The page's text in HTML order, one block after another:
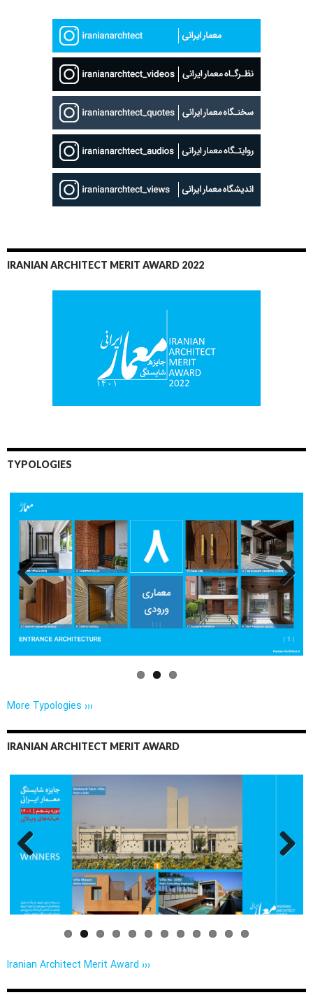
IRANIAN ARCHITECT MERIT AWARD 2022
TYPOLOGIES
Previo
us
Next
More Typologies ›››
IRANIAN ARCHITECT MERIT AWARD
Previo
Iranian Architect Merit Award ›››